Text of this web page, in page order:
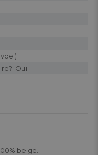
Oui
belge.